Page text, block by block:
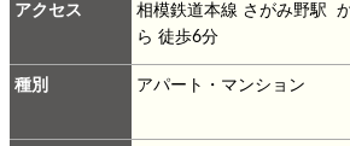
アクセス
相模鉄道本線 さがみ野駅 か
ら 徒歩6分
種別 アパート・マンション